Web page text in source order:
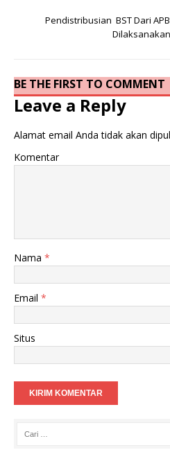
Pendistribusian BST Dari
BE THE FIRST TO COMMENT
Leave a Reply
Alamat email Anda tidak akan
Komentar
Nama *
Email *
Situs